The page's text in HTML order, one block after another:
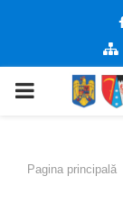
PRIMARY
Pagina principală